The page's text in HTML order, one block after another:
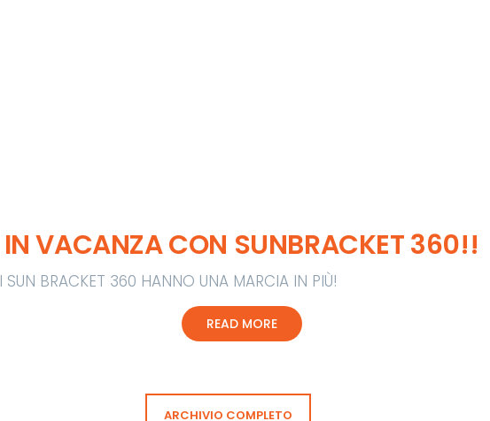
IN VACANZA CON SUNBRACKET 360!!
I SUN BRACKET 360 HANNO UNA MARCIA IN PIÙ!
READ MORE
ARCHIVIO COMPLETO